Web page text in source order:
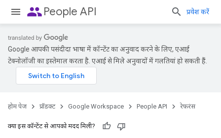
peoplePeople API प्रवेश करें
Google आपकी पसंदीदा भाषा में कॉन्टेंट का अनुवाद करने के लिए, एआई
टेक्नोलॉजी का इस्तेमाल करता है. एआई से मिले अनुवादों में गलतियां हो सकती हैं.
होम पेज प्रॉडक्ट Google Workspace People API रेफ़रंस
क्या इस कॉन्टेंट से आपको मदद मिली?